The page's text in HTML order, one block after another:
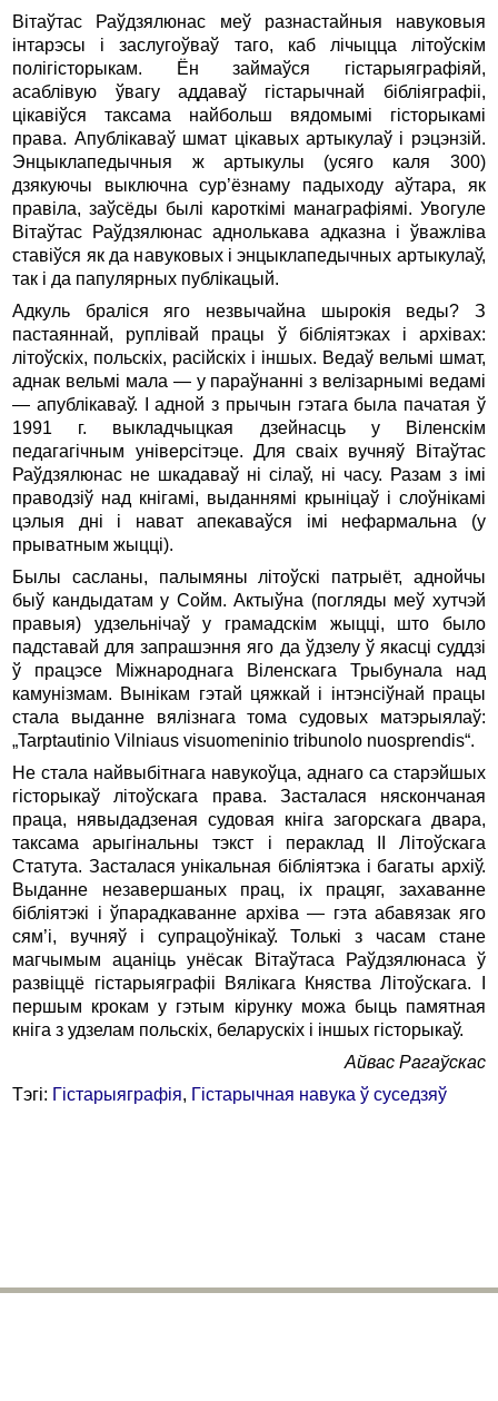
Вітаўтас Раўдзялюнас меў разнастайныя навуковыя
інтарэсы і заслугоўваў таго, каб лічыцца літоўскім
полігісторыкам. Ён займаўся гістарыяграфіяй,
асаблівую ўвагу аддаваў гістарычнай бібліяграфіі,
цікавіўся таксама найбольш вядомымі гісторыкамі
права. Апублікаваў шмат цікавых артыкулаў і рэцэнзій.
Энцыклапедычныя ж артыкулы (усяго каля 300)
дзякуючы выключна сур’ёзнаму падыходу аўтара, як
правіла, заўсёды былі кароткімі манаграфіямі. Увогуле
Вітаўтас Раўдзялюнас аднолькава адказна і ўважліва
ставіўся як да навуковых і энцыклапедычных артыкулаў,
так і да папулярных публікацый.
Адкуль браліся яго незвычайна шырокія веды? З
пастаяннай, руплівай працы ў бібліятэках і архівах:
літоўскіх, польскіх, расійскіх і іншых. Ведаў вельмі шмат,
аднак вельмі мала — у параўнанні з велізарнымі ведамі
— апублікаваў. І адной з прычын гэтага была пачатая ў
1991 г. выкладчыцкая дзейнасць у Віленскім
педагагічным універсітэце. Для сваіх вучняў Вітаўтас
Раўдзялюнас не шкадаваў ні сілаў, ні часу. Разам з імі
праводзіў над кнігамі, выданнямі крыніцаў і слоўнікамі
цэлыя дні і нават апекаваўся імі нефармальна (у
прыватным жыцці).
Былы сасланы, палымяны літоўскі патрыёт, аднойчы
быў кандыдатам у Сойм. Актыўна (погляды меў хутчэй
правыя) удзельнічаў у грамадскім жыцці, што было
падставай для запрашэння яго да ўдзелу ў якасці суддзі
ў працэсе Міжнароднага Віленскага Трыбунала над
камунізмам. Вынікам гэтай цяжкай і інтэнсіўнай працы
стала выданне вялізнага тома судовых матэрыялаў:
„Tarptautinio Vilniaus visuomeninio tribunolo nuosprendis“.
Не стала найвыбітнага навукоўца, аднаго са старэйшых
гісторыкаў літоўскага права. Засталася няскончаная
праца, нявыдадзеная судовая кніга загорскага двара,
таксама арыгінальны тэкст і пераклад II Літоўскага
Статута. Засталася унікальная бібліятэка і багаты архіў.
Выданне незавершаных прац, іх працяг, захаванне
бібліятэкі і ўпарадкаванне архіва — гэта абавязак яго
сям’і, вучняў і супрацоўнікаў. Толькі з часам стане
магчымым ацаніць унёсак Вітаўтаса Раўдзялюнаса ў
развіццё гістарыяграфіі Вялікага Княства Літоўскага. І
першым крокам у гэтым кірунку можа быць памятная
кніга з удзелам польскіх, беларускіх і іншых гісторыкаў.
Айвас Рагаўскас
Тэгі: Гiстарыяграфiя, Гістарычная навука ў суседзяў